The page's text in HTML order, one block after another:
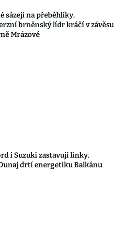
sázejí na přeběhlíky.
brněnský lídr kráčí v závěsu
Mrázové
i Suzuki zastavují linky.
drtí energetiku Balkánu